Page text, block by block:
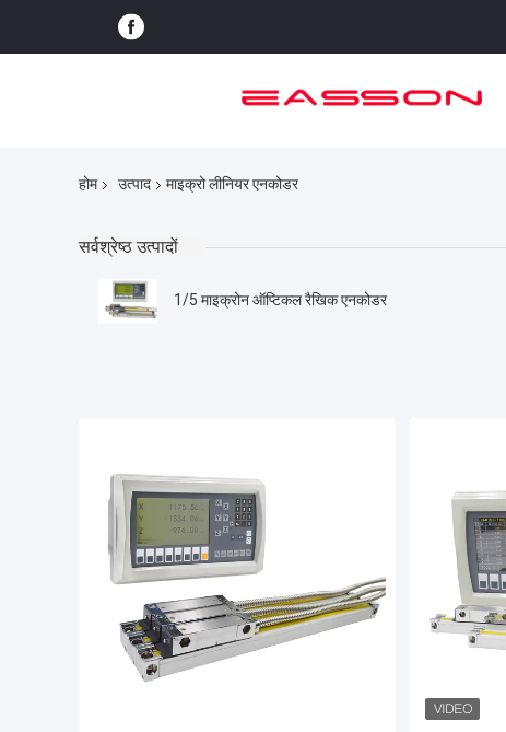
होम उत्पाद माइक्रो लीनियर एनकोडर
सर्वश्रेष्ठ उत्पादों
1/5 माइक्रोन ऑप्टिकल रैखिक एनकोडर